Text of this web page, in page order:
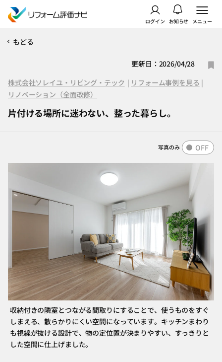
ログイン お知らせ メニュー
もどる
更新日：2026/04/28
株式会社ソレイユ・リビング・テック | リフォーム事例を見る |
リノベーション（全面改修）
片付ける場所に迷わない、整った暮らし。
写真のみ OFF
収納付きの隣室とつながる間取りにすることで、使うものをすぐ
しまえる、散らかりにくい空間になっています。キッチンまわり
も視線が抜ける設計で、物の定位置が決まりやすい、すっきりと
した空間に仕上げました。